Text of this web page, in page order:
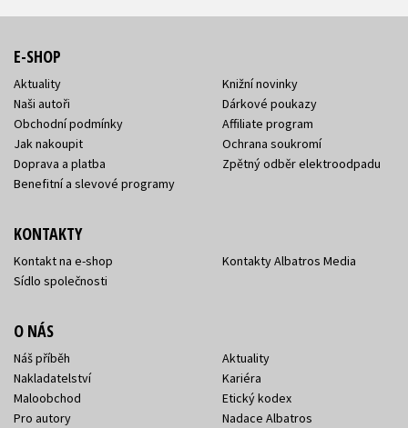
E-SHOP
Aktuality
Naši autoři
Obchodní podmínky
Jak nakoupit
Doprava a platba
Benefitní a slevové programy
Knižní novinky
Dárkové poukazy
Affiliate program
Ochrana soukromí
Zpětný odběr elektroodpadu
KONTAKTY
Kontakt na e-shop
Sídlo společnosti
Kontakty Albatros Media
O NÁS
Náš příběh
Nakladatelství
Maloobchod
Pro autory
Aktuality
Kariéra
Etický kodex
Nadace Albatros